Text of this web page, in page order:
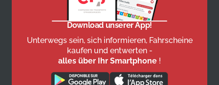
Download unserer App!
Unterwegs sein, sich informieren, Fahrscheine
kaufen und entwerten -
alles über Ihr Smartphone !